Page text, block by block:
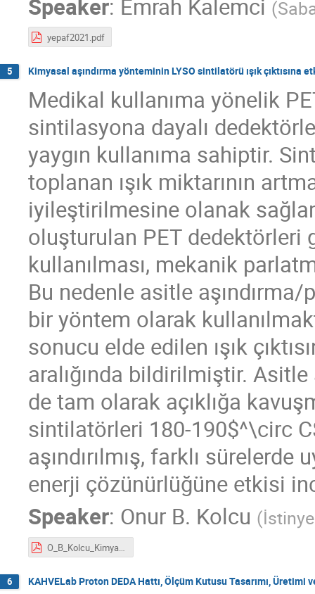
Speaker: Emrah Kalemci (
yepaf2021.pdf
5 Kimyasal aşındırma yönteminin LYSO sintilatörü ışık çıktısına
Medikal kullanıma yönelik
sintilasyona dayalı
yaygın kullanıma sahiptir.
toplanan ışık miktarının
iyileştirilmesine olanak
oluşturulan PET dedektörleri
kullanılması, mekanik
Bu nedenle asitle
bir yöntem olarak
sonucu elde edilen ışık
aralığında bildirilmiştir. Asitle
de tam olarak açıklığa
sintilatörleri 180-190$^\circ
aşındırılmış, farklı sürelerde
enerji çözünürlüğüne etkisi
Speaker: Onur B. Kolcu (
O_B_Kolcu_Kimyasal aşındırma yönteminin LYSO sintilatörü ışık çıktısına etkisinin.pdf
6 KAHVELab Proton DEDA Hattı, Ölçüm Kutusu Tasarımı, Üretimi